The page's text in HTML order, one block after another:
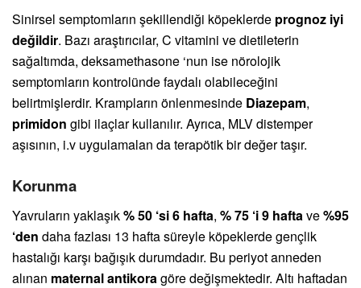
Sinirsel semptomların şekillendiği köpeklerde prognoz iyi
değildir. Bazı araştırıcılar, C vitamini ve dietileterin
sağaltımda, deksamethasone ‘nun ise nörolojik
semptomların kontrolünde faydalı olabileceğini
belirtmişlerdir. Krampların önlenmesinde Diazepam,
primidon gibi ilaçlar kullanılır. Ayrıca, MLV distemper
aşısının, i.v uygulamalan da terapötik bir değer taşır.
Korunma
Yavruların yaklaşık% 50 ‘si 6 hafta, % 75 ‘i 9 haftave%95
‘den daha fazlası 13 hafta süreyle köpeklerde gençlik
hastalığı karşı bağışık durumdadır. Bu periyot anneden
alınan maternal antikoragöre değişmektedir. Altı haftadan